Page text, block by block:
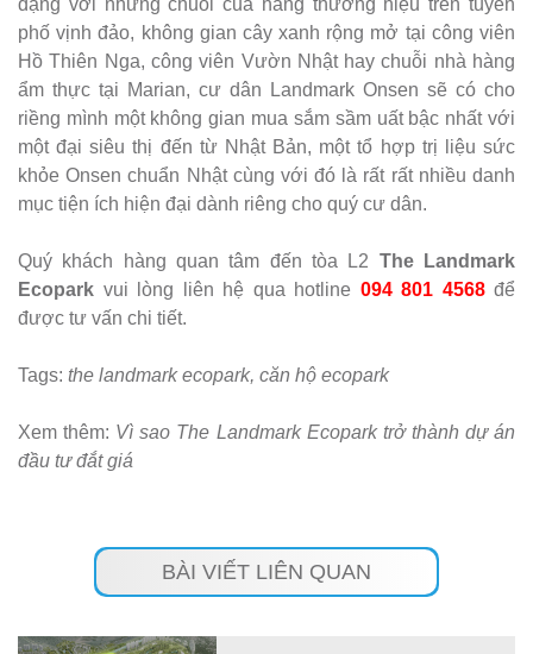
phố vịnh đảo, không gian cây xanh rộng mở tại công viên
Hồ Thiên Nga, công viên Vườn Nhật hay chuỗi nhà hàng
ẩm thực tại Marian, cư dân Landmark Onsen sẽ có cho
riềng mình một không gian mua sắm sầm uất bậc nhất với
một đại siêu thị đến từ Nhật Bản, một tổ hợp trị liệu sức
khỏe Onsen chuẩn Nhật cùng với đó là rất rất nhiều danh
mục tiện ích hiện đại dành riêng cho quý cư dân.
Quý khách hàng quan tâm đến tòa L2 The Landmark
Ecopark vui lòng liên hệ qua hotline 094 801 4568để
được tư vấn chi tiết.
Tags: the landmark ecopark, căn hộ ecopark
Xem thêm: Vì sao The Landmark Ecopark trở thành dự án
đầu tư đắt giá
BÀI VIẾT LIÊN QUAN